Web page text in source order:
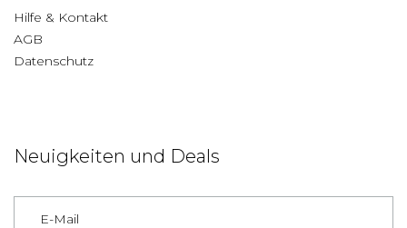
Hilfe & Kontakt
AGB
Datenschutz
Neuigkeiten und Deals